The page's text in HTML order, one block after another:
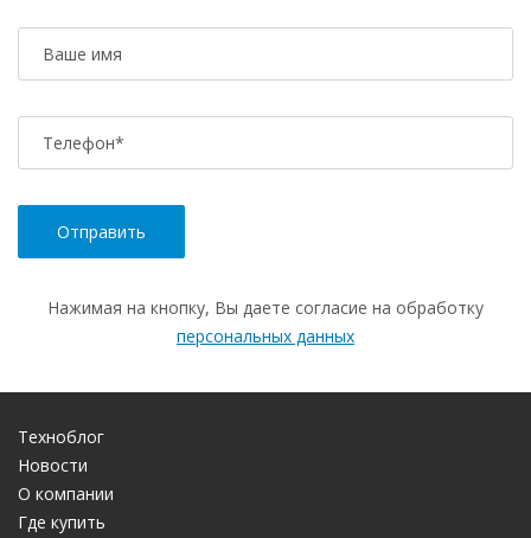
Ваше имя
Телефон*
Нажимая на кнопку, Вы даете согласие на обработку
персональных данных
Техноблог
Новости
О компании
Где купить